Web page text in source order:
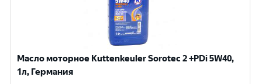
Масло моторное Kuttenkeuler Sorotec 2 +PDi 5W40,
1л, Германия